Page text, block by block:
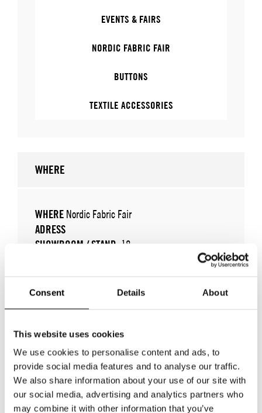
Consent Details About
This website uses cookies
We use cookies to personalise content and ads, to
provide social media features and to analyse our traffic.
We also share information about your use of our site with
our social media, advertising and analytics partners who
may combine it with other information that you’ve
EVENTS & FAIRS
NORDIC FABRIC FAIR
BUTTONS
TEXTILE ACCESSORIES
WHERE
WHERE Nordic Fabric Fair
ADRESS
SHOWROOM / STAND: 18
TILLBAKA TILL VARUMÄRKEN